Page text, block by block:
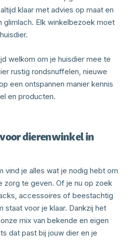
klaar met advies op maat en
glimlach. Elk winkelbezoek moet
welkom om je huisdier mee te
rustig rondsnuffelen, nieuwe
een ontspannen manier kennis
en producten.
dierenwinkel in
vind je alles wat je nodig hebt om
zorg te geven. Of je nu op zoek
accessoires of beestachtig
staat voor je klaar. Dankzij het
mix van bekende en eigen
dat past bij jouw dier en je